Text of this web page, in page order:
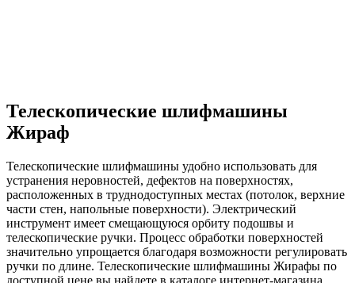
Телескопические шлифмашины
Жираф
Телескопические шлифмашины удобно использовать для
устранения неровностей, дефектов на поверхностях,
расположенных в труднодоступных местах (потолок, верхние
части стен, напольные поверхности). Электрический
инструмент имеет смещающуюся орбиту подошвы и
телескопические ручки. Процесс обработки поверхностей
значительно упрощается благодаря возможности регулировать
ручки по длине. Телескопические шлифмашины Жирафы по
доступной цене вы найдете в каталоге интернет-магазина